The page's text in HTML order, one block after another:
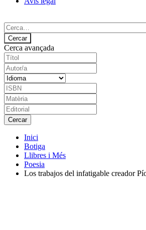
Cerca avançada
Inici
Botiga
Llibres i Més
Poesia
Los trabajos del infatigable creador